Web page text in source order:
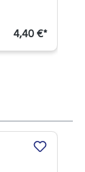
4,40 €*